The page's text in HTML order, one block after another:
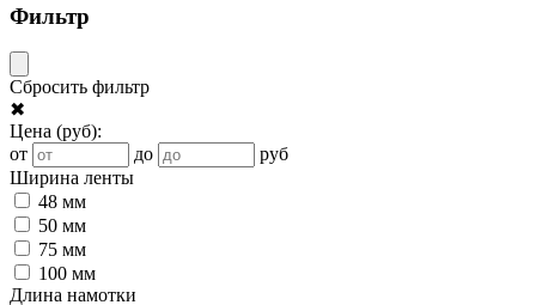
Фильтр
Сбросить фильтр
✖
Цена (руб):
от
до
руб
Ширина ленты
48 мм
50 мм
75 мм
100 мм
Длина намотки